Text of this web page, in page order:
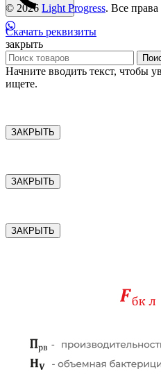
© 2026 Light Progress. Все
Скачать реквизиты
закрыть
Начните вводить текст, чтобы
ищете.
ЗАКРЫТЬ
ЗАКРЫТЬ
ЗАКРЫТЬ